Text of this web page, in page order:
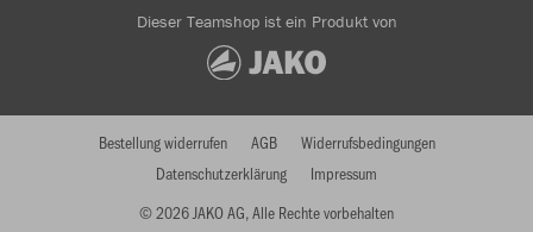
Dieser Teamshop ist ein Produkt von
© 2026 JAKO AG, Alle Rechte vorbehalten
Bestellung widerrufen AGB
Widerrufsbedingungen
Datenschutzerklärung
Impressum